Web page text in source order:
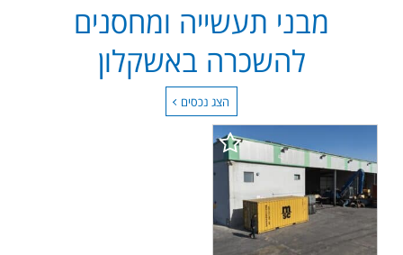
מבני תעשייה ומחסנים
להשכרה באשקלון
הצג נכסים